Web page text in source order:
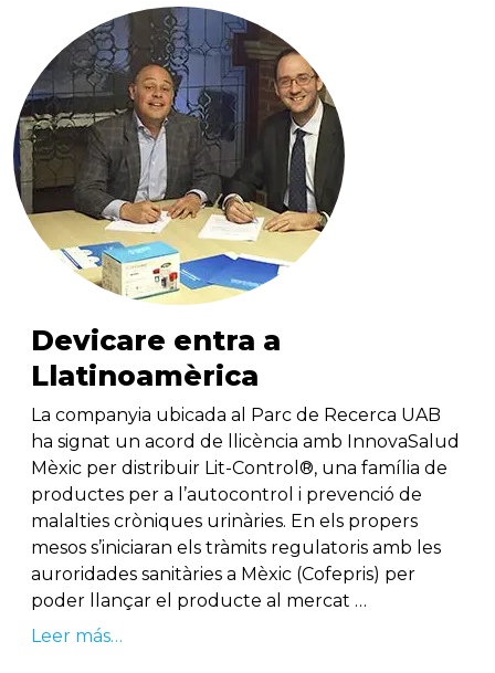
Devicare entra a
Llatinoamèrica
La companyia ubicada al Parc de Recerca UAB
ha signat un acord de llicència amb InnovaSalud
Mèxic per distribuir Lit-Control®, una família de
productes per a l’autocontrol i prevenció de
malalties cròniques urinàries. En els propers
mesos s’iniciaran els tràmits regulatoris amb les
auroridades sanitàries a Mèxic (Cofepris) per
poder llançar el producte al mercat …
Leer más…